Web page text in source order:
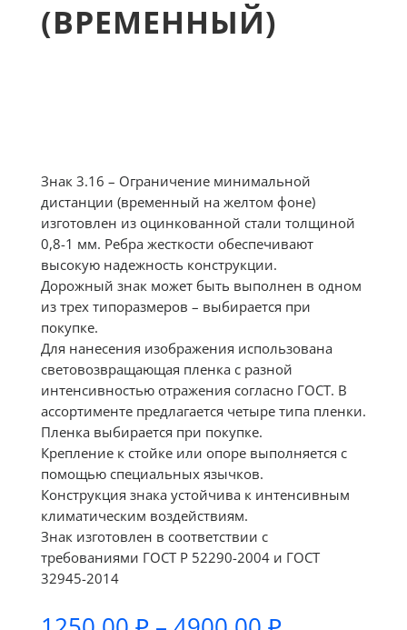
(ВРЕМЕННЫЙ)
Знак 3.16 – Ограничение минимальной
дистанции (временный на желтом фоне)
изготовлен из оцинкованной стали толщиной
0,8-1 мм. Ребра жесткости обеспечивают
высокую надежность конструкции.
Дорожный знак может быть выполнен в одном
из трех типоразмеров – выбирается при
покупке.
Для нанесения изображения использована
световозвращающая пленка с разной
интенсивностью отражения согласно ГОСТ. В
ассортименте предлагается четыре типа пленки.
Пленка выбирается при покупке.
Крепление к стойке или опоре выполняется с
помощью специальных язычков.
Конструкция знака устойчива к интенсивным
климатическим воздействиям.
Знак изготовлен в соответствии с
требованиями ГОСТ Р 52290-2004 и ГОСТ
32945-2014